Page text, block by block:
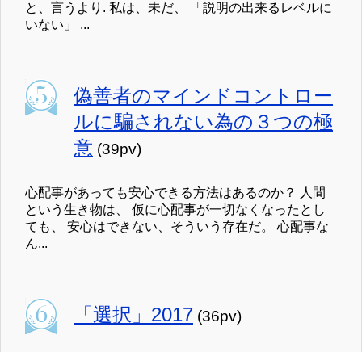
と、言うより. 私は、未だ、 「説明の出来るレベルに
いない」 ...
偽善者のマインドコントロー
ルに騙されない為の３つの極
意 (39pv)
心配事があっても安心できる方法はあるのか？ 人間
という生き物は、 仮に心配事が一切なくなったとし
ても、 安心はできない、そういう存在だ。 心配事な
ん...
「選択」2017 (36pv)